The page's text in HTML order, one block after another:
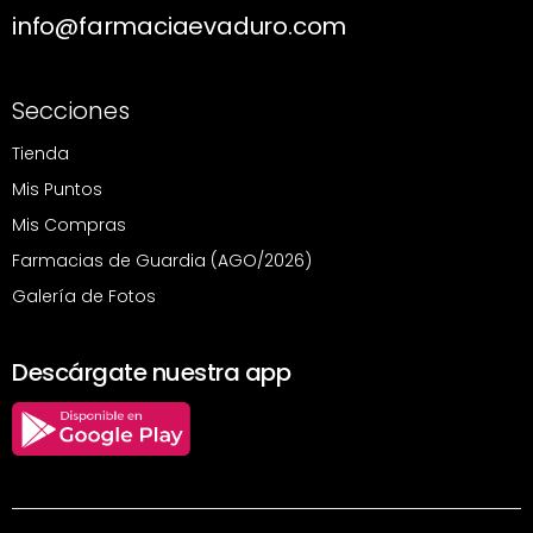
info@farmaciaevaduro.com
Secciones
Tienda
Mis Puntos
Mis Compras
Farmacias de Guardia (AGO/2026)
Galería de Fotos
Descárgate nuestra app